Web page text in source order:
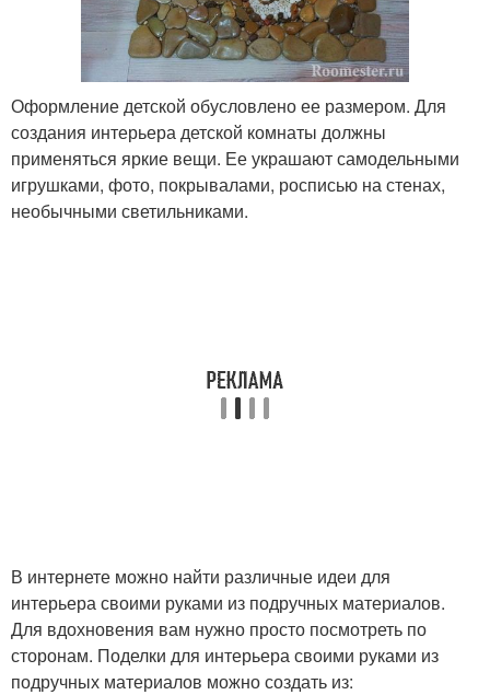
Оформление детской обусловлено ее размером. Для
создания интерьера детской комнаты должны
применяться яркие вещи. Ее украшают самодельными
игрушками, фото, покрывалами, росписью на стенах,
необычными светильниками.
В интернете можно найти различные идеи для
интерьера своими руками из подручных материалов.
Для вдохновения вам нужно просто посмотреть по
сторонам. Поделки для интерьера своими руками из
подручных материалов можно создать из: